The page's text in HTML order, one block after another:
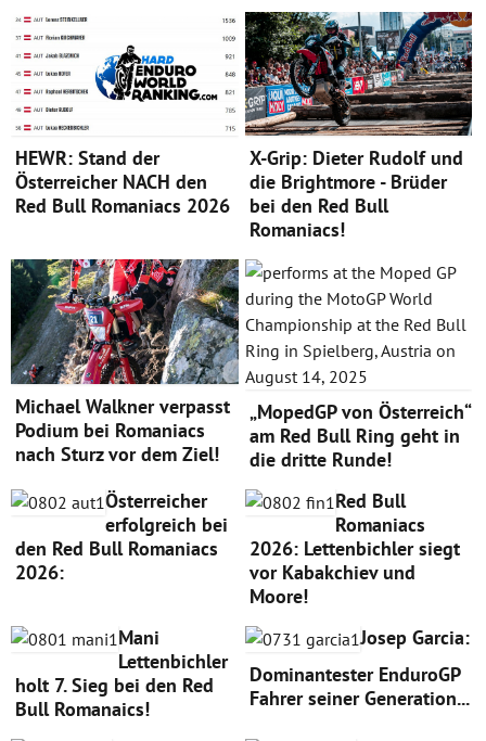
HEWR: Stand der
Österreicher NACH den
Red Bull Romaniacs 2026
X-Grip: Dieter Rudolf und
die Brightmore - Brüder
bei den Red Bull
Romaniacs!
Michael Walkner verpasst
Podium bei Romaniacs
nach Sturz vor dem Ziel!
„MopedGP von Österreich“
am Red Bull Ring geht in
die dritte Runde!
Österreicher
erfolgreich bei
den Red Bull Romaniacs
2026:
Red Bull
Romaniacs
2026: Lettenbichler siegt
vor Kabakchiev und
Moore!
Mani
Lettenbichler
holt 7. Sieg bei den Red
Bull Romanaics!
Josep Garcia:
Dominantester EnduroGP
Fahrer seiner Generation...